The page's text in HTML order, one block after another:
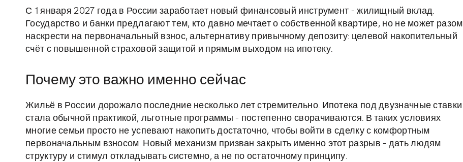
С 1 января 2027 года в России заработает новый финансовый инструмент - жилищный вклад.
Государство и банки предлагают тем, кто давно мечтает о собственной квартире, но не может разом
наскрести на первоначальный взнос, альтернативу привычному депозиту: целевой накопительный
счёт с повышенной страховой защитой и прямым выходом на ипотеку.
Почему это важно именно сейчас
Жильё в России дорожало последние несколько лет стремительно. Ипотека под двузначные ставки
стала обычной практикой, льготные программы - постепенно сворачиваются. В таких условиях
многие семьи просто не успевают накопить достаточно, чтобы войти в сделку с комфортным
первоначальным взносом. Новый механизм призван закрыть именно этот разрыв - дать людям
структуру и стимул откладывать системно, а не по остаточному принципу.